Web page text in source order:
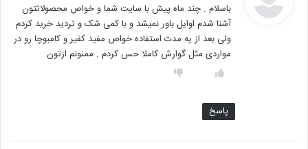
ت
:
باسلام . چند ماه پیش با سایت شما و خواص محصولاتتون
آشنا شدم اوایل باور نمیشد و با کمی شک و تردید خرید کردم
ولی بعد از یه مدت استفاده خواص مفید کفیر و کامبوچا رو در
مواردی مثل گوارش کاملا حس کردم . ممنونم ازتون
پاسخ